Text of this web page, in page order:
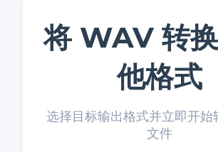
将 WAV 转
他格式
选择目标输出格式并立即开始
文件